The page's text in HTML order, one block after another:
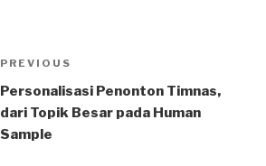
Post
navigation
Previous
Post
PREVIOUS
Personalisasi Penonton Timnas,
dari Topik Besar pada Human
Sample